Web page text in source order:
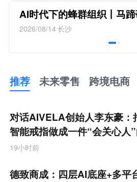
AI时代下的蜂群组织丨马
2026/08/14长沙
推荐 未来零售 跨境电商
来
零
售
跨
境
商
产
对话AIVELA创始人李东豪：
智能戒指做成一件“会关心人
饰品
19小时前
德致商成：四层AI底座+多平